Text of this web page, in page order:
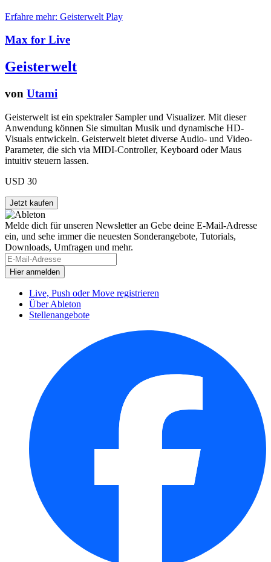
Erfahre mehr: Geisterwelt Play
Max for Live
Geisterwelt
von Utami
Geisterwelt ist ein spektraler Sampler und Visualizer. Mit dieser
Anwendung können Sie simultan Musik und dynamische HD-
Visuals entwickeln. Geisterwelt bietet diverse Audio- und Video-
Parameter, die sich via MIDI-Controller, Keyboard oder Maus
intuitiv steuern lassen.
USD 30
Melde dich für unseren Newsletter an Gebe deine E-Mail-Adresse
ein, und sehe immer die neuesten Sonderangebote, Tutorials,
Downloads, Umfragen und mehr.
Live, Push oder Move registrieren
Über Ableton
Stellenangebote